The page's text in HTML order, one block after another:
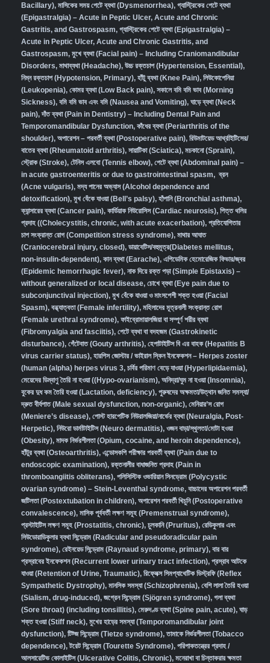
Bacillary), মাসিকের সময় পেটে ব্যথা (Dysmenorrhea), গ্যাস্ট্রিকের পেটে ব্যথা
(Epigastralgia) – Acute in Peptic Ulcer, Acute and Chronic
Gastritis, and Gastrospasm, গ্যাস্ট্রিকের পেটে ব্যথা (Epigastralgia) –
Acute in Peptic Ulcer, Acute and Chronic Gastritis, and
Gastrospasm, মুখে ব্যথা (Facial pain) – Including Craniomandibular
Disorders, মাথাব্যথা (Headache), উচ্চ রক্তচাপ (Hypertension, Essential),
নিম্ন রক্তচাপ (Hypotension, Primary), হাঁটু ব্যথা (Knee Pain), লিউকোপেনিয়া
(Leukopenia), কোমর ব্যথা (Low Back pain), সকালে বমি বমি ভাব (Morning
Sickness), বমি বমি ভাব এবং বমি (Nausea and Vomiting), ঘাড়ে ব্যথা (Neck
pain),দাঁত ব্যথা (Pain in Dentistry) – Including Dental Pain and
Temporomandibular Dysfunction, কাঁধের ব্যথা (Periarthritis of the
shoulder), অপারেশন – পরবর্তী ব্যথা (Postoperative pain), রিউমাটয়েড আর্থ্রাইটিসের/
বাতের ব্যথা (Rheumatoid arthritis), সায়াটিকা (Sciatica), মচকানো (Sprain),
স্ট্রোক (Stroke), টেনিস এলবো (Tennis elbow), পেটে ব্যথা (Abdominal pain) –
in acute gastroenteritis or due to gastrointestinal spasm, ব্রন
(Acne vulgaris), মদ্য পানের অভ্যাস (Alcohol dependence and
detoxification), মুখ বেঁকে যাওয়া (Bell’s palsy), হাঁপানি (Bronchial asthma),
ক্যান্সারের ব্যথা (Cancer pain), কার্ডিয়াক নিউরোসিস (Cardiac neurosis), পিত্ত থলির
প্রদাহ ((Cholecystitis, chronic, with acute exacerbation), প্রতিযোগিতার
চাপ সংক্রান্ত রোগ (Competition stress syndrome), মাথার আঘাত
(Craniocerebral injury, closed), ডায়াবেটিস/বহুমূত্র(Diabetes mellitus,
non-insulin-dependent), কান ব্যথা (Earache), এপিডেমিক হেমোরেজিক ফিভার/জ্বর
(Epidemic hemorrhagic fever), নাক দিয়ে রক্ত পড়া (Simple Epistaxis) –
without generalized or local disease, চোখে ব্যথা (Eye pain due to
subconjunctival injection), মুখ বেঁকে যাওয়া ও মাংসপেশী শক্ত হওয়া (Facial
Spasm), বন্ধ্যাত্বতা (Female infertility), মহিলাদের মূত্রনালী সংক্রান্ত রোগ
(Female urethral syndrome), ফাইব্রোমায়ালজিয়া বা সম্পূর্ণ শরীর ব্যথা
(Fibromyalgia and fasciitis), পেটে ব্যথা বা বদহজম (Gastrokinetic
disturbance), গেঁটেবাত (Gouty arthritis), হেপাটাইটিস বি এর বাহক (Hepatitis B
virus carrier status), হারপিস জোস্টার / ভাইরাল স্কিন ইনফেকশন – Herpes zoster
(human (alpha) herpes virus 3, চর্বির পরিমাণ বেড়ে যাওয়া (Hyperlipidaemia),
মেয়েদের ডিম্বাণু তৈরি না হওয়া ((Hypo-ovarianism), অনিদ্রা/ঘুম না হওয়া (Insomnia),
বুকের দুধ কম তৈরি হওয়া (Lactation, deficiency), পুরুষদের অক্ষমতা/উত্থান জনিত সমস্যা/
দ্রুত বীর্যপাত (Male sexual dysfunction, non-organic), মেনিয়ার’স রোগ
(Meniere’s disease), পোস্ট হারপেটিক নিউরালজিয়া/নার্ভের ব্যথা (Neuralgia, Post-
Herpetic), নিউরো ডার্মাটাইটিস (Neuro dermatitis), ওজন বাড়া/স্থূলতা/মোটা হওয়া
(Obesity), মাদক নির্ভরশীলতা (Opium, cocaine, and heroin dependence),
হাঁটুর ব্যথা (Osteoarthritis), এন্ডোসকপি পরীক্ষার পরবর্তী ব্যথা (Pain due to
endoscopic examination), রক্তনালীর বাধাজনিত প্রদাহ (Pain in
thromboangiitis obliterans), পলিসিস্টিক ওভারিয়ান সিনড্রোম (Polycystic
ovarian syndrome) – Stein-Leventhal syndrome, বাচ্চাদের অপারেশন পরবর্তী
জটিলতা (Postextubation in children), অপারেশন পরবর্তী খিচুনি (Postoperative
convalescence), মাসিক পূর্ববর্তী লক্ষণ সমূহ (Premenstrual syndrome),
প্রস্টাইটিস লক্ষণ সমূহ (Prostatitis, chronic), চুলকানি (Pruritus), রেডিকুলার এবং
সিউডোরাডিকুলার ব্যথা সিন্ড্রোম (Radicular and pseudoradicular pain
syndrome), রেইনয়েড সিন্ড্রোম (Raynaud syndrome, primary), বার বার
প্রস্রাবের ইনফেকশন (Recurrent lower urinary tract infection), প্রস্রাব আটকে
যাওয়া (Retention of Urine, Traumatic), রিফ্লেক্স সিমপ্যাথেটিক ডিস্ট্রফি (Reflex
Sympathetic Dystrophy), মানসিক সমস্যা (Schizophrenia), বেশি লালা তৈরি হওয়া
(Sialism, drug-induced), জগ্রেন সিন্ড্রোম (Sjögren syndrome), গলা ব্যথা
(Sore throat) (including tonsillitis), মেরুদণ্ড ব্যথা (Spine pain, acute), ঘাড়
শক্ত হওয়া (Stiff neck), মুখের হাড়ের সমস্যা (Temporomandibular joint
dysfunction), টিট্জ সিন্ড্রোম (Tietze syndrome),তামাকে নির্ভরশীলতা (Tobacco
dependence),টরেট সিন্ড্রোম (Tourette Syndrome), পরিপাকতন্ত্রের প্রদাহ /
আলসারেটিভ কোলাইটিস (Ulcerative Colitis, Chronic), মনেরাখা বা চিন্তাকরার ক্ষমতা